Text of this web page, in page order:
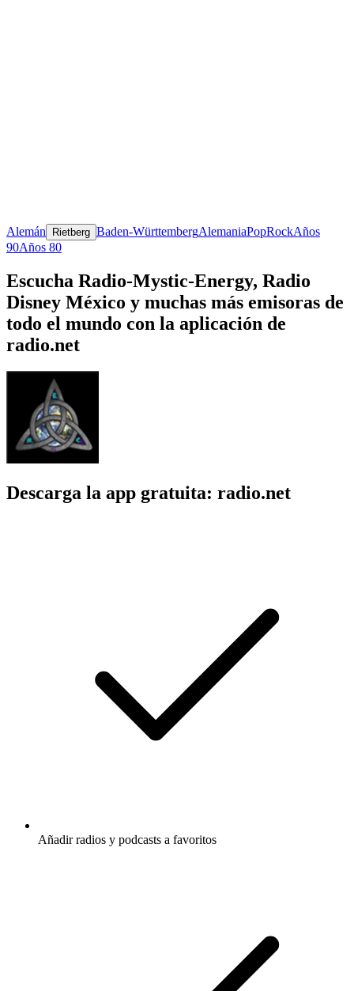
Alemán Rietberg Baden-WürttembergAlemaniaPopRockAños
90Años 80
Escucha Radio-Mystic-Energy, Radio
Disney México y muchas más emisoras de
todo el mundo con la aplicación de
radio.net
Descarga la app gratuita: radio.net
Añadir radios y podcasts a favoritos